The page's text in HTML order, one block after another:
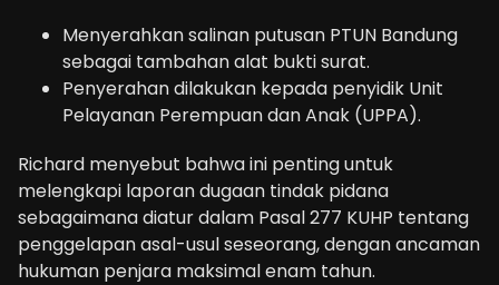
Menyerahkan salinan putusan PTUN Bandung
sebagai tambahan alat bukti surat.
Penyerahan dilakukan kepada penyidik Unit
Pelayanan Perempuan dan Anak (UPPA).
Richard menyebut bahwa ini penting untuk
melengkapi laporan dugaan tindak pidana
sebagaimana diatur dalam Pasal 277 KUHP tentang
penggelapan asal-usul seseorang, dengan ancaman
hukuman penjara maksimal enam tahun.